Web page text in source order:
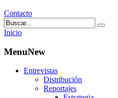
Contacto
Inicio
MenuNew
Entrevistas
Distribución
Reportajes